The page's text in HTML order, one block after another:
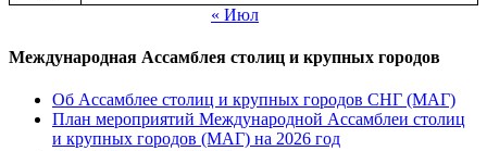
« Июл
Международная Ассамблея столиц и крупных городов
Об Ассамблее столиц и крупных городов СНГ (МАГ)
План мероприятий Международной Ассамблеи столиц
и крупных городов (МАГ) на 2026 год